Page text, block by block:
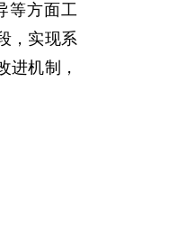
等方面工
，实现系
进机制，